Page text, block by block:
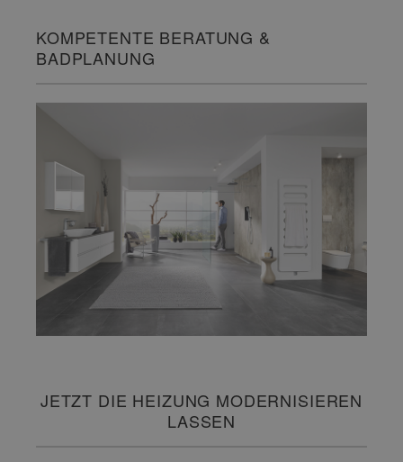
KOMPETENTE BERATUNG &
BADPLANUNG
JETZT DIE HEIZUNG MODERNISIEREN
LASSEN